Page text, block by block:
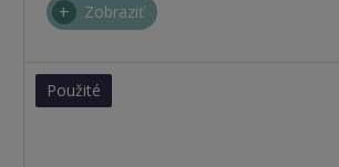
Zobraziť
Použité